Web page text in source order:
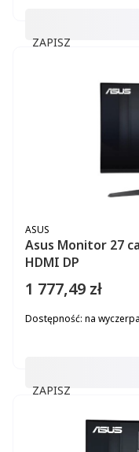
ZAPISZ
Asus Monitor 27
HDMI DP
PRODUCENT
ASUS
Cena
1 777,49 zł
Dostępność: na
ZAPISZ